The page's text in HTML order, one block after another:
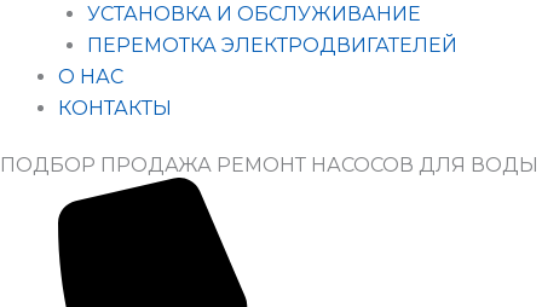
УСТАНОВКА И ОБСЛУЖИВАНИЕ
ПЕРЕМОТКА ЭЛЕКТРОДВИГАТЕЛЕЙ
О НАС
КОНТАКТЫ
ПОДБОР ПРОДАЖА РЕМОНТ НАСОСОВ ДЛЯ ВОДЫ